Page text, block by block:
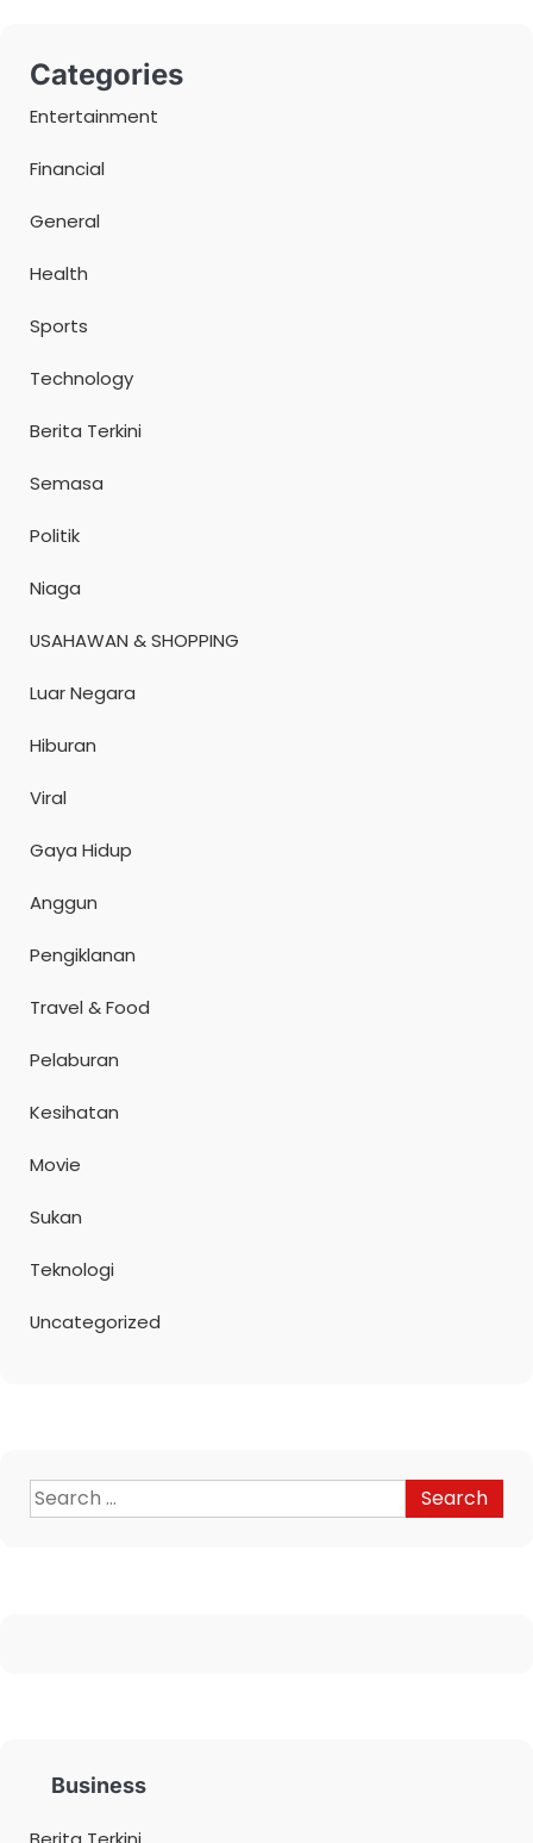
Categories
Entertainment
Financial
General
Health
Sports
Technology
Berita Terkini
Semasa
Politik
Niaga
USAHAWAN & SHOPPING
Luar Negara
Hiburan
Viral
Gaya Hidup
Anggun
Pengiklanan
Travel & Food
Pelaburan
Kesihatan
Movie
Sukan
Teknologi
Uncategorized
Business